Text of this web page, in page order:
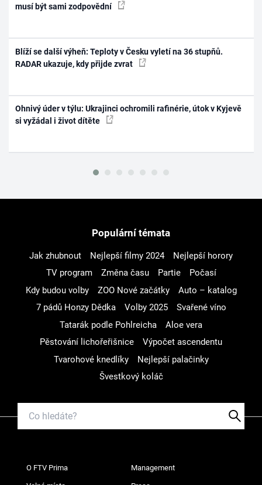
musí být sami zodpovědní
Blíží se další výheň: Teploty v Česku vyletí na 36 stupňů.
RADAR ukazuje, kdy přijde zvrat
Ohnivý úder v týlu: Ukrajinci ochromili rafinérie, útok v Kyjevě
si vyžádal i život dítěte
Populární témata
Jak zhubnout Nejlepší filmy 2024
Nejlepší horory
TV program
Změna času Partie
Počasí
Kdy budou volby
ZOO Nové začátky
Auto – katalog
7 pádů Honzy Dědka
Volby 2025
Svařené víno
Tatarák podle Pohlreicha
Aloe vera
Pěstování lichořeřišnice
Výpočet ascendentu
Tvarohové knedlíky
Nejlepší palačinky
Švestkový koláč
O FTV Prima Management